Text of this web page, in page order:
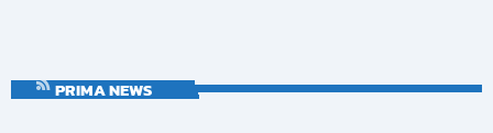
PRIMA NEWS